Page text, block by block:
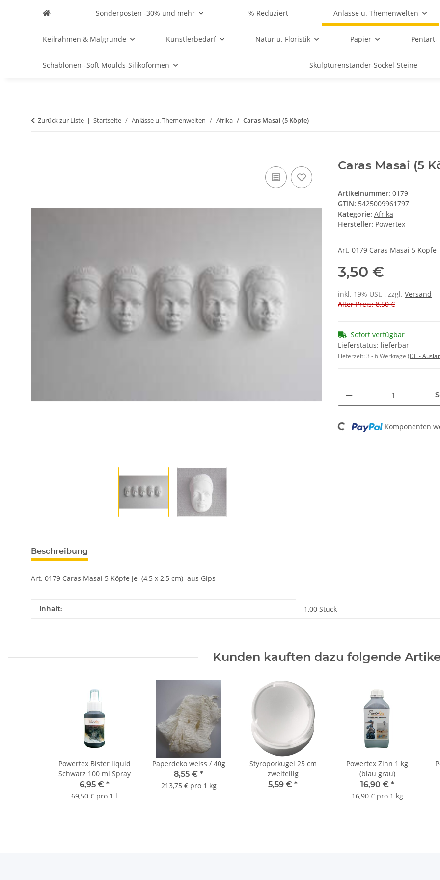
Sonderposten -30% und mehr % Reduziert Anlässe u. Themenwelten
Keilrahmen & Malgründe Künstlerbedarf Natur u. Floristik Papier Pentart-
Schablonen--Soft Moulds-Silikoformen Skulpturenständer-Sockel-Steine
Zurück zur Liste Startseite Anlässe u. Themenwelten Afrika Caras Masai (5 Köpfe)
Caras Masai (5
Artikelnummer: 0179
GTIN: 5425009961797
Kategorie: Afrika
Hersteller: Powertex
Art. 0179 Caras Masai 5
3,50 €
inkl. 19% USt. , zzgl. Versand
Alter Preis: 8,50 €
Sofort verfügbar
Lieferstatus: lieferbar
Lieferzeit:3 - 6 Werktage (DE -
Loading... Komponenten
Beschreibung
Art. 0179 Caras Masai 5 Köpfe je (4,5 x 2,5 cm) aus Gips
Produkteigenschaft
Wert
Inhalt: 1,00 Stück
Kunden kauften dazu folgende
Powertex Bister liquid
Schwarz 100 ml Spray
6,95 € *
69,50 € pro 1 l
Paperdeko weiss / 40g
8,55 € *
213,75 € pro 1 kg
Styroporkugel 25 cm
zweiteilig
5,59 € *
Powertex Zinn 1 kg
(blau grau)
16,90 € *
16,90 € pro 1 kg